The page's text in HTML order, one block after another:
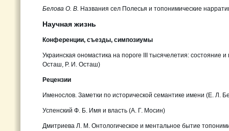
Белова О. В. Названия сел Полесья и топонимические
Научная жизнь
Конференции, съезды, симпозиумы
Украинская ономастика на пороге III тысячелетия:
Осташ, Р. И. Осташ)
Рецензии
Именослов. Заметки по исторической семантике имени (Е. Л.
Успенский Ф. Б. Имя и власть (А. Г. Мосин)
Дмитриева Л. М. Онтологическое и ментальное бытие